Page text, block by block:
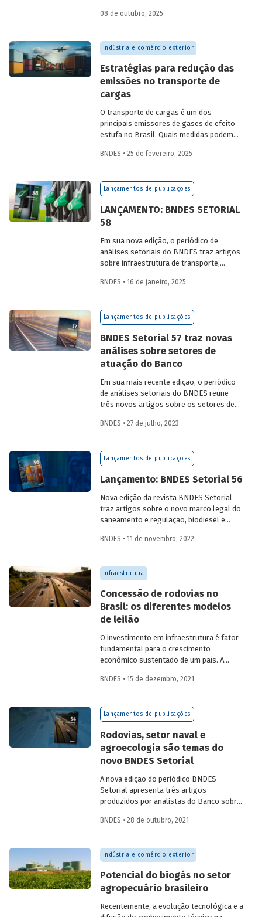
urbanos (RSU) e exportação.
08 de outubro, 2025
Indústria e comércio exterior
Estratégias para redução das
emissões no transporte de
cargas
O transporte de cargas é um dos
principais emissores de gases de efeito
estufa no Brasil. Quais medidas podem
ambiental? Confira as estratégias que
BNDES • 25 de fevereiro, 2025
Lançamentos de publicações
LANÇAMENTO: BNDES SETORIAL
58
Em sua nova edição, o periódico de
análises setoriais do BNDES traz artigos
sobre infraestrutura de transporte,
sustentáveis, mercado de aeronaves,
BNDES • 16 de janeiro, 2025
Lançamentos de publicações
BNDES Setorial 57 traz novas
análises sobre setores de
atuação do Banco
Em sua mais recente edição, o periódico
de análises setoriais do BNDES reúne
três novos artigos sobre os setores de
defesa. Saiba mais e acesse os estudos
BNDES • 27 de julho, 2023
Lançamentos de publicações
Lançamento: BNDES Setorial 56
Nova edição da revista BNDES Setorial
traz artigos sobre o novo marco legal do
saneamento e regulação, biodiesel e
leasing de aeronaves no setor de
BNDES • 11 de novembro, 2022
Infraestrutura
Concessão de rodovias no
Brasil: os diferentes modelos
de leilão
O investimento em infraestrutura é fator
fundamental para o crescimento
econômico sustentado de um país. A
concessões rodoviárias começaram a ser
sem comprometer os investimentos no
setor. Saiba mais sobre os diferentes
concessões de rodovias realizadas no
país.
BNDES • 15 de dezembro, 2021
Lançamentos de publicações
Rodovias, setor naval e
agroecologia são temas do
novo BNDES Setorial
A nova edição do periódico BNDES
Setorial apresenta três artigos
produzidos por analistas do Banco sobre
agroecologia, importantes áreas do
sobre os artigos e confira a publicação
completa.
BNDES • 28 de outubro, 2021
Indústria e comércio exterior
Potencial do biogás no setor
agropecuário brasileiro
Recentemente, a evolução tecnológica e a